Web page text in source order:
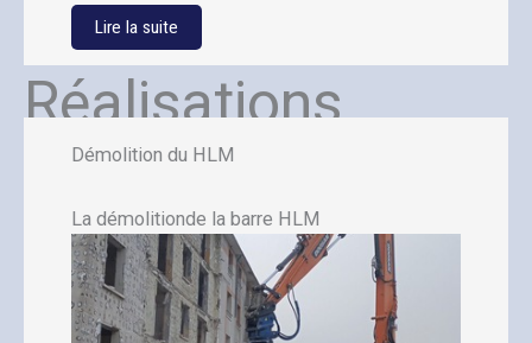
Lire la suite
Réalisations
Démolition du HLM
La démolitionde la barre HLM